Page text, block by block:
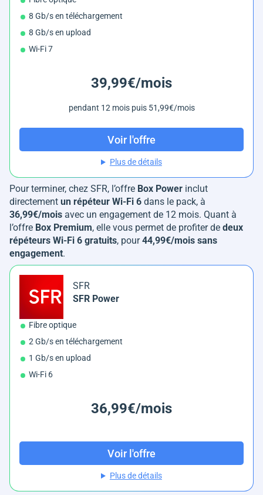
8 Gb/s en téléchargement
8 Gb/s en upload
Wi-Fi 7
39,99€/mois
pendant 12 mois puis 51,99€/mois
Voir l'offre
Plus de détails
Pour terminer, chez SFR, l’offre Box Power inclut
directement un répéteur Wi-Fi 6 dans le pack, à
36,99€/mois avec un engagement de 12 mois. Quant à
l’offre Box Premium, elle vous permet de profiter de deux
répéteurs Wi-Fi 6 gratuits, pour44,99€/mois sans
engagement.
SFR
SFR Power
Fibre optique
2 Gb/s en téléchargement
1 Gb/s en upload
Wi-Fi 6
36,99€/mois
Voir l'offre
Plus de détails